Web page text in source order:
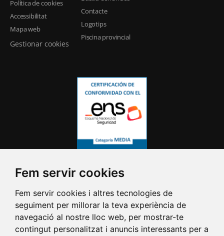
Fem servir cookies
Fem servir cookies i altres tecnologies de
seguiment per millorar la teva experiència de
navegació al nostre lloc web, per mostrar-te
contingut personalitzat i anuncis interessants per a
Política de cookies
Accessibilitat
Mapa web
Gestionar cookies
Contacte
Logotips
Piscina provincial